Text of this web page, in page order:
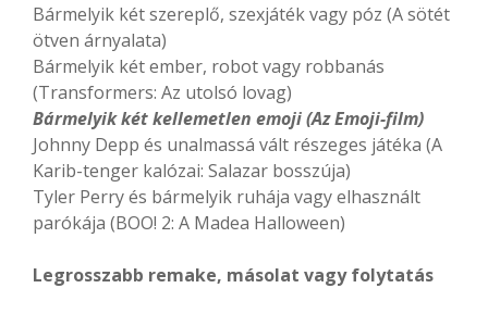
Bármelyik két szereplő, szexjáték vagy póz (A sötét
ötven árnyalata)
Bármelyik két ember, robot vagy robbanás
(Transformers: Az utolsó lovag)
Bármelyik két kellemetlen emoji (Az Emoji-film)
Johnny Depp és unalmassá vált részeges játéka (A
Karib-tenger kalózai: Salazar bosszúja)
Tyler Perry és bármelyik ruhája vagy elhasznált
parókája (BOO! 2: A Madea Halloween)
Legrosszabb remake, másolat vagy folytatás